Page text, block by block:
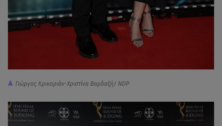
Γιώργος Κρικοριάν-Χριστίνα Βαρδαξή/ NDP